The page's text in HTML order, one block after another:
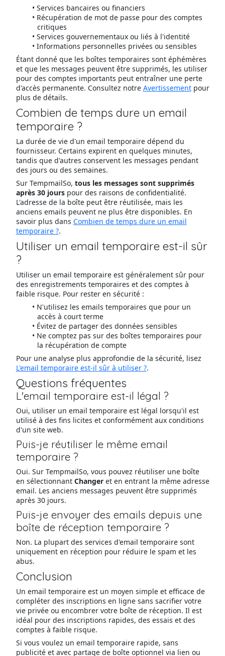
Services bancaires ou financiers
Récupération de mot de passe pour des comptes
critiques
Services gouvernementaux ou liés à l'identité
Informations personnelles privées ou sensibles
Étant donné que les boîtes temporaires sont éphémères
et que les messages peuvent être supprimés, les utiliser
pour des comptes importants peut entraîner une perte
d'accès permanente. Consultez notre Avertissementpour
plus de détails.
Combien de temps dure un email
temporaire ?
La durée de vie d'un email temporaire dépend du
fournisseur. Certains expirent en quelques minutes,
tandis que d'autres conservent les messages pendant
des jours ou des semaines.
Sur TempmailSo, tous les messages sont supprimés
après 30 jourspour des raisons de confidentialité.
L'adresse de la boîte peut être réutilisée, mais les
anciens emails peuvent ne plus être disponibles. En
savoir plus dans Combien de temps dure un email
temporaire ?.
Utiliser un email temporaire est-il sûr
?
Utiliser un email temporaire est généralement sûr pour
des enregistrements temporaires et des comptes à
faible risque. Pour rester en sécurité :
N'utilisez les emails temporaires que pour un
accès à court terme
Évitez de partager des données sensibles
Ne comptez pas sur des boîtes temporaires pour
la récupération de compte
Pour une analyse plus approfondie de la sécurité, lisez
L'email temporaire est-il sûr à utiliser ?.
Questions fréquentes
L'email temporaire est-il légal ?
Oui, utiliser un email temporaire est légal lorsqu'il est
utilisé à des fins licites et conformément aux conditions
d'un site web.
Puis-je réutiliser le même email
temporaire ?
Oui. Sur TempmailSo, vous pouvez réutiliser une boîte
en sélectionnant Changeret en entrant la même adresse
email. Les anciens messages peuvent être supprimés
après 30 jours.
Puis-je envoyer des emails depuis une
boîte de réception temporaire ?
Non. La plupart des services d'email temporaire sont
uniquement en réception pour réduire le spam et les
abus.
Conclusion
Un email temporaire est un moyen simple et efficace de
compléter des inscriptions en ligne sans sacrifier votre
vie privée ou encombrer votre boîte de réception. Il est
idéal pour des inscriptions rapides, des essais et des
comptes à faible risque.
Si vous voulez un email temporaire rapide, sans
publicité et avec partage de boîte optionnel via lien ou